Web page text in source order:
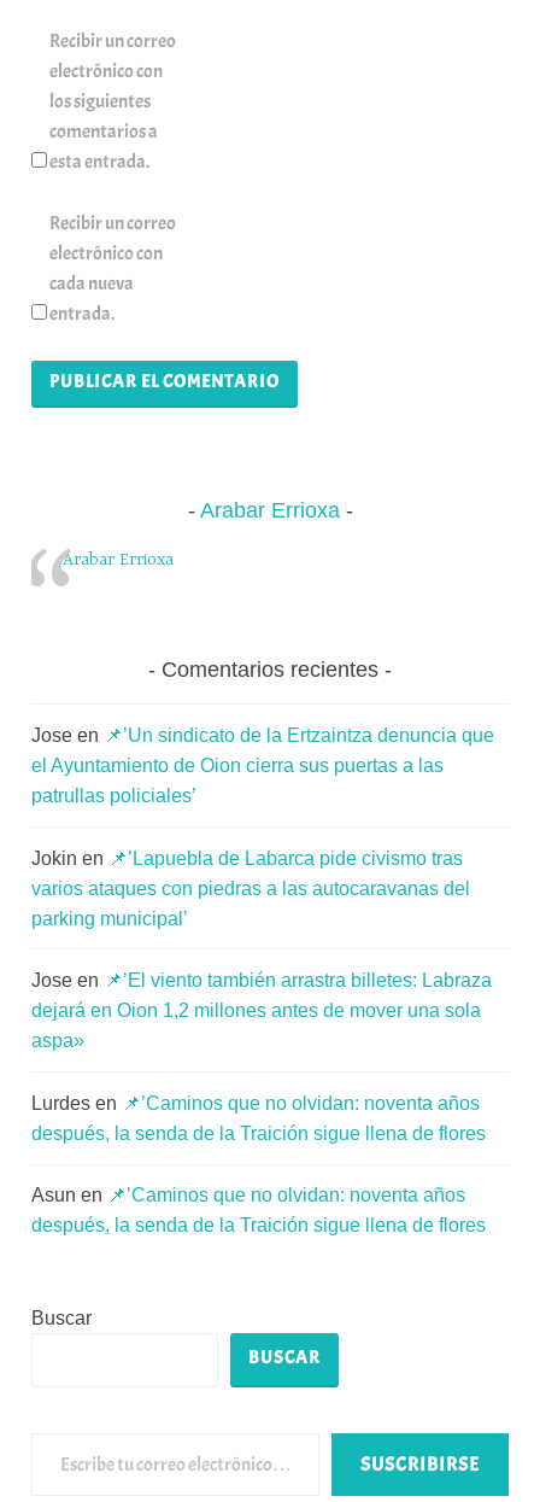
Recibir un correo
electrónico con
los siguientes
comentarios a
esta entrada.
Recibir un correo
electrónico con
cada nueva
entrada.
Arabar Errioxa
Arabar Errioxa
Comentarios recientes
Jose en 📌’Un sindicato de la Ertzaintza denuncia que
el Ayuntamiento de Oion cierra sus puertas a las
patrullas policiales’
Jokin en 📌’Lapuebla de Labarca pide civismo tras
varios ataques con piedras a las autocaravanas del
parking municipal’
Jose en 📌’El viento también arrastra billetes: Labraza
dejará en Oion 1,2 millones antes de mover una sola
aspa»
Lurdes en 📌’Caminos que no olvidan: noventa años
después, la senda de la Traición sigue llena de flores
Asun en 📌’Caminos que no olvidan: noventa años
después, la senda de la Traición sigue llena de flores
Buscar
BUSCAR
SUSCRIBIRSE